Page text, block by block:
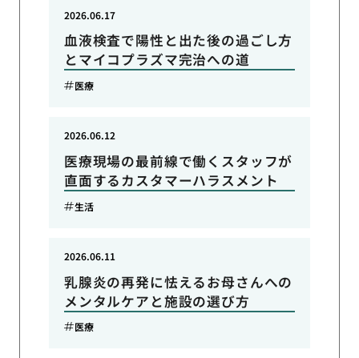
血液検査で陽性と出た後の過ごし方
とマイコプラズマ完治への道
2026.06.17
医療
医療現場の最前線で働くスタッフが
直面するカスタマーハラスメント
2026.06.12
生活
乳腺炎の再発に怯えるお母さんへの
メンタルケアと施設の選び方
2026.06.11
医療